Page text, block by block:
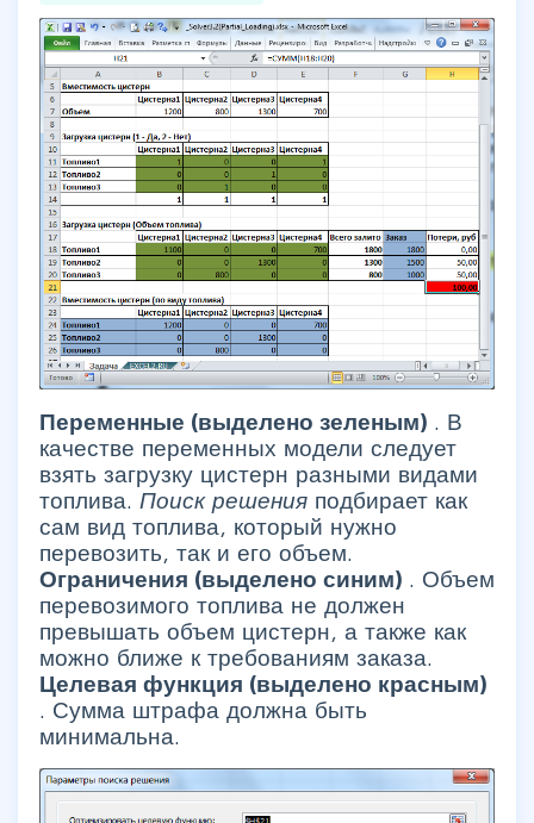
Переменные (выделено зеленым) . В
качестве переменных модели следует
взять загрузку цистерн разными видами
топлива. Поиск решения подбирает как
сам вид топлива, который нужно
перевозить, так и его объем.
Ограничения (выделено синим) . Объем
перевозимого топлива не должен
превышать объем цистерн, а также как
можно ближе к требованиям заказа.
Целевая функция (выделено красным)
. Сумма штрафа должна быть
минимальна.